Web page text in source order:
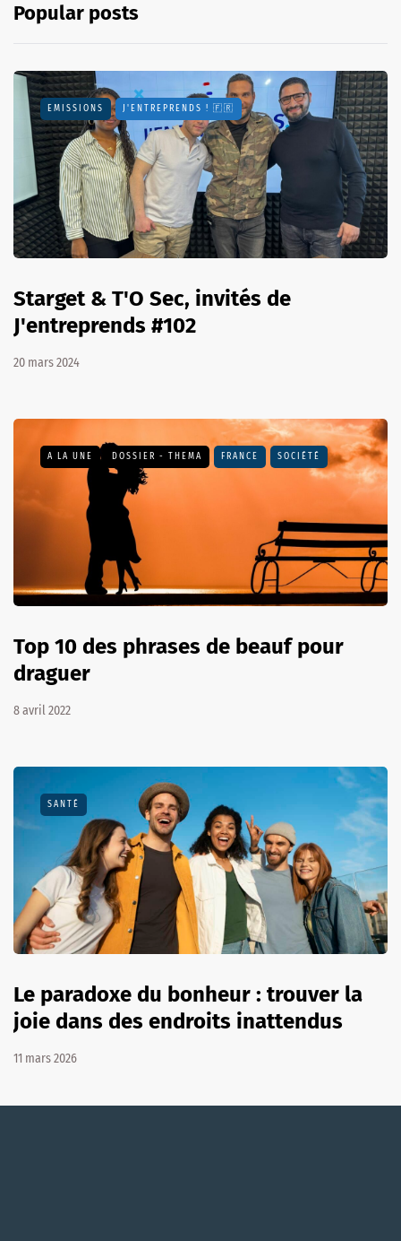
Popular posts
EMISSIONS J'ENTREPRENDS ! 🇫🇷
Starget & T'O Sec, invités de
J'entreprends #102
20 mars 2024
A LA UNE DOSSIER - THEMA FRANCE SOCIÉTÉ
Top 10 des phrases de beauf pour
draguer
8 avril 2022
SANTÉ
Le paradoxe du bonheur : trouver la
joie dans des endroits inattendus
11 mars 2026